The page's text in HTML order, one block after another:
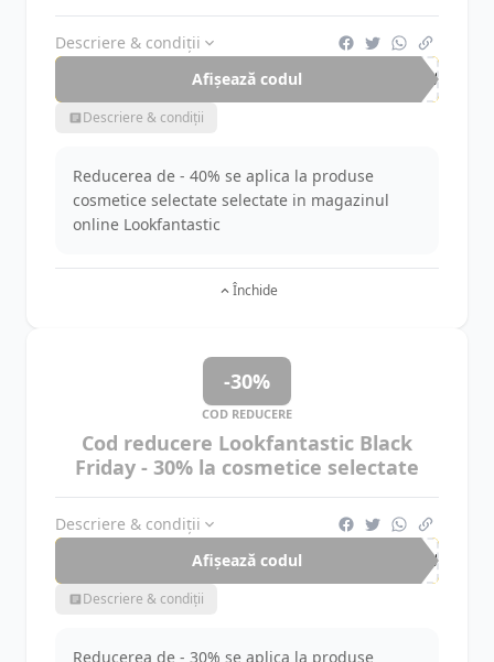
Descriere & condiții
Afișează codul
SAV
Descriere & condiții
Reducerea de - 40% se aplica la produse
cosmetice selectate selectate in magazinul
online Lookfantastic
Închide
-30%
COD REDUCERE
Cod reducere Lookfantastic Black
Friday - 30% la cosmetice selectate
Descriere & condiții
Afișează codul
SAV
Descriere & condiții
Reducerea de - 30% se aplica la produse